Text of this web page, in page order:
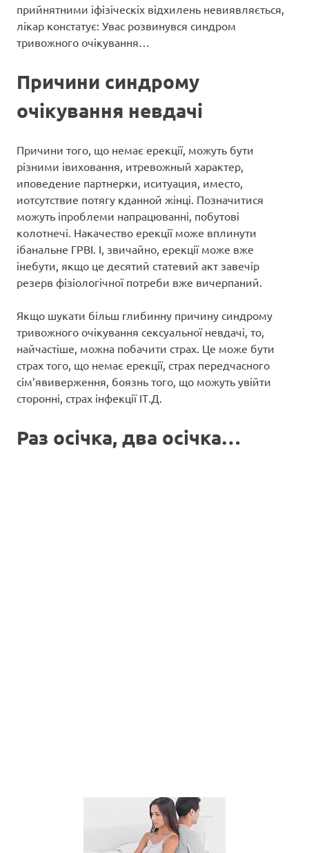
прийнятними іфізіческіх відхилень невиявляється,
лікар констатує: Увас розвинувся синдром
тривожного очікування…
Причини синдрому
очікування невдачі
Причини того, що немає ерекції, можуть бути
різними івиховання, итревожный характер,
иповедение партнерки, иситуация, иместо,
иотсутствие потягу кданной жінці. Позначитися
можуть іпроблеми напрацюванні, побутові
колотнечі. Накачество ерекції може вплинути
ібанальне ГРВІ. І, звичайно, ерекції може вже
інебути, якщо це десятий статевий акт завечір
резерв фізіологічної потреби вже вичерпаний.
Якщо шукати більш глибинну причину синдрому
тривожного очікування сексуальної невдачі, то,
найчастіше, можна побачити страх. Це може бути
страх того, що немає ерекції, страх передчасного
сім’явиверження, боязнь того, що можуть увійти
сторонні, страх інфекції ІТ.Д.
Раз осічка, два осічка…